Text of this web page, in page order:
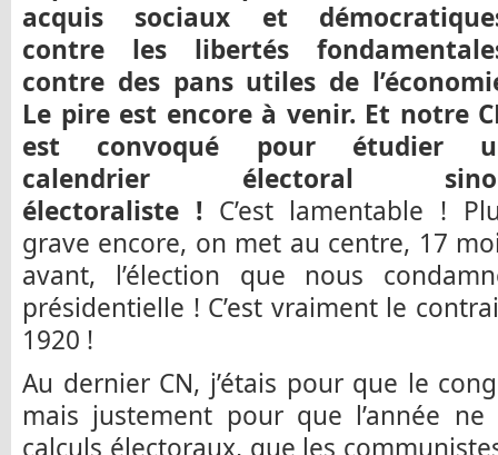
acquis sociaux et
contre les libertés
contre des pans utiles de
Le pire est encore à venir. Et notre
est convoqué pour étudier
calendrier électoral
électoraliste !C’est lamentable !
grave encore, on met au centre, 17
avant, l’élection que nous
présidentielle ! C’est vraiment le
1920 !
Au dernier CN, j’étais pour que le
mais justement pour que l’année
calculs électoraux, que les